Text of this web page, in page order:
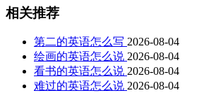
相关推荐
第二的英语怎么写 2026-08-04
绘画的英语怎么说 2026-08-04
看书的英语怎么说 2026-08-04
难过的英语怎么说 2026-08-04